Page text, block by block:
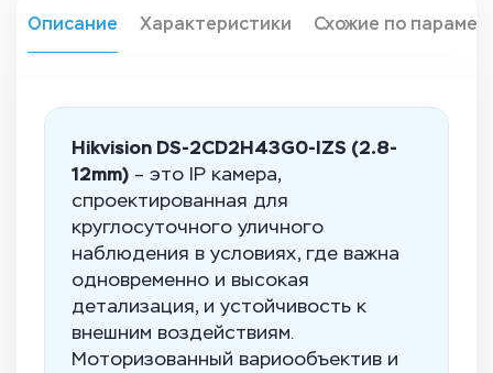
Описание Характеристики Схожие по
Hikvision DS-2CD2H43G0-IZS (2.8-
12mm) – это IP камера,
спроектированная для
круглосуточного уличного
наблюдения в условиях, где важна
одновременно и высокая
детализация, и устойчивость к
внешним воздействиям.
Моторизованный вариообъектив и